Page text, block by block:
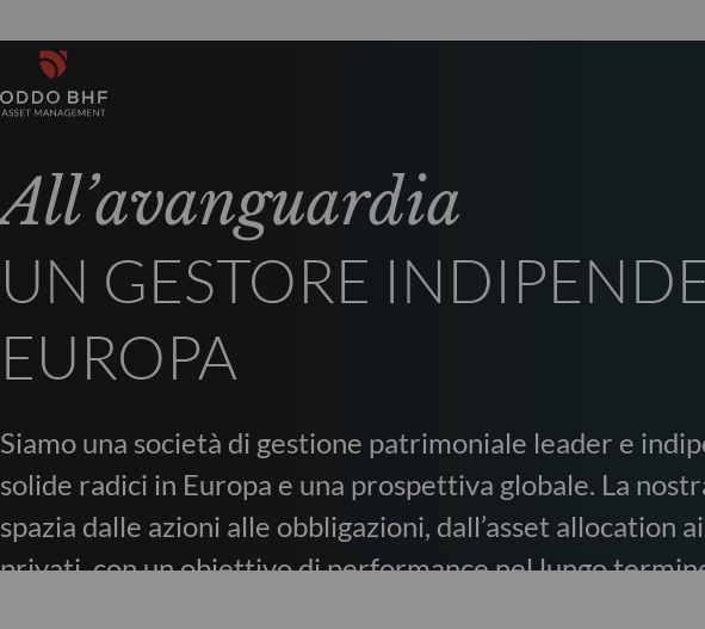
All’avanguardia
UN GESTORE
EUROPA
Siamo una società di gestione patrimoniale leader e
solide radici in Europa e una prospettiva globale. La
spazia dalle azioni alle obbligazioni, dall’asset allocation
privati, con un obiettivo di performance nel lungo